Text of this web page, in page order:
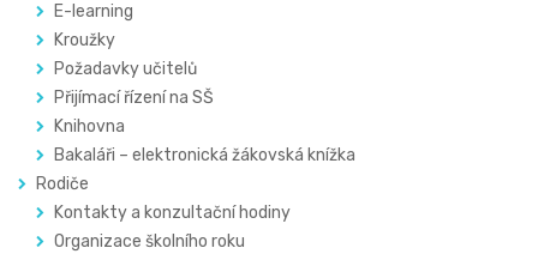
E-learning
Kroužky
Požadavky učitelů
Přijímací řízení na SŠ
Knihovna
Bakaláři – elektronická žákovská knížka
Rodiče
Kontakty a konzultační hodiny
Organizace školního roku